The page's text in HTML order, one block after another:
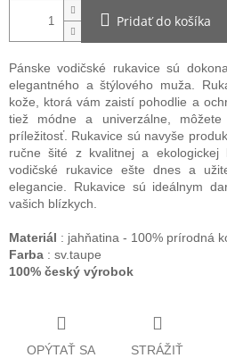
Pridať do košíka
Pánske vodičské rukavice sú
elegantného a štýlového muža.
kože, ktorá vám zaistí pohodlie a
tiež módne a univerzálne,
príležitosť. Rukavice sú navyše
ručne šité z kvalitnej a ekologickej
vodičské rukavice ešte dnes a
elegancie. Rukavice sú ideálnym
vašich blízkych.
Materiál : jahňatina - 100% prírodná
Farba : sv.taupe
100% český výrobok
OPÝTAŤ SA STRÁŽIŤ